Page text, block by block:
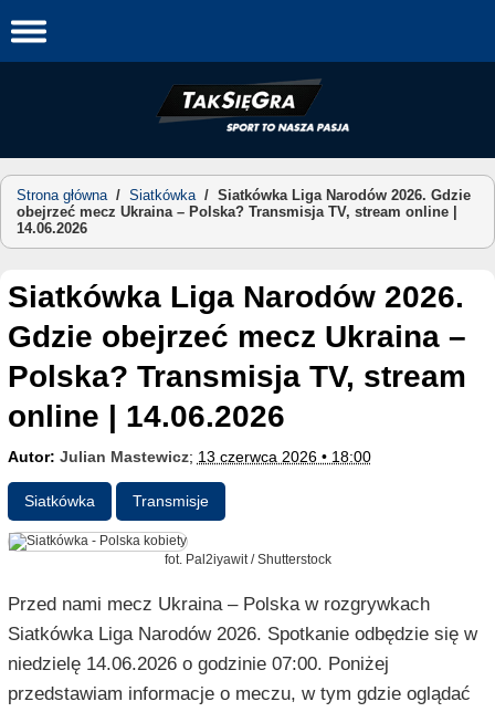
to
Strona główna/ Siatkówka/ Siatkówka Liga Narodów 2026. Gdzie
obejrzeć mecz Ukraina – Polska? Transmisja TV, stream online |
14.06.2026
Siatkówka Liga Narodów 2026.
Gdzie obejrzeć mecz Ukraina –
Polska? Transmisja TV, stream
online | 14.06.2026
Autor: Julian Mastewicz; 13 czerwca 2026 • 18:00
Siatkówka Transmisje
fot. Pal2iyawit / Shutterstock
Przed nami mecz Ukraina – Polska w rozgrywkach
Siatkówka Liga Narodów 2026. Spotkanie odbędzie się w
niedzielę 14.06.2026 o godzinie 07:00. Poniżej
przedstawiam informacje o meczu, w tym gdzie oglądać